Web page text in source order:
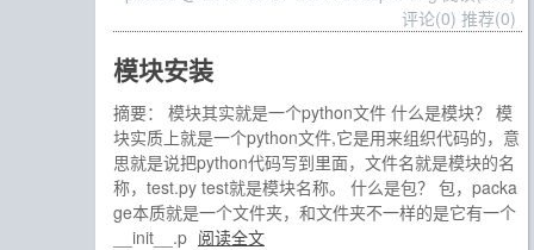
评论(0) 推荐(0)
模块安装
摘要： 模块其实就是一个python文件 什么是模块？ 模
块实质上就是一个python文件,它是用来组织代码的，意
思就是说把python代码写到里面，文件名就是模块的名
称，test.py test就是模块名称。 什么是包？ 包，packa
ge本质就是一个文件夹，和文件夹不一样的是它有一个
__init__.p 阅读全文